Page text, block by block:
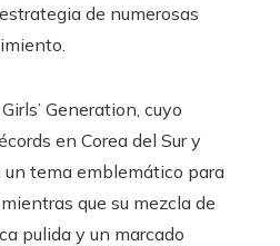
de numerosas
Generation, cuyo
en Corea del Sur y
tema emblemático para
que su mezcla de
pulida y un marcado